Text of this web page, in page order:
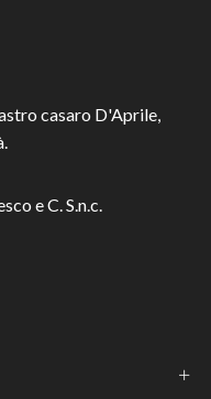
casaro D'Aprile,
e C. S.n.c.